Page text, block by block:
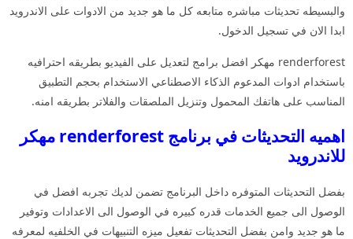
والبسيطه تحديثات مباشره متابعه كل ما هو جديد من الادوات على الاندرويد
ابدا الان في تسجيل الدخول.
renderforest مهكر افضل برامج لتعديل على الفيديو بطريقه احترافيه
باستخدام ادوات المدعوم الذكاء الاصطناعي الاستخدام بحجم التطبيق
المناسب على هاتفك المحمول وتنزيل الملصقات والفلاتر بطريقه امنه.
اهميه التحديثات في برنامج renderforest مهكر
للاندرويد
بفضل التحديثات المتوفره داخل البرنامج تضمن لديك تجربه افضل في
الوصول الى جميع الخدمات قدره كبيره في الوصول الى الاعدادات وتوفير
ما هو جديد وامن بفضل التحديثات تفعيل ميزه التنبيهات في الخلفيه لمعرفه